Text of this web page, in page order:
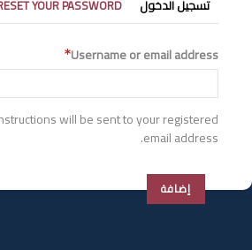
الأساسية
تسجيل الدخول YOUR PASSWORD
Username or email address
will be sent to your registered
email address.